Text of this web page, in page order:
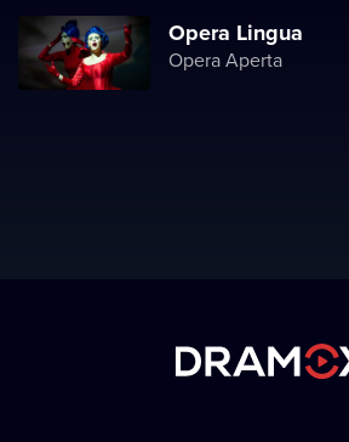
Opera Lingua
Opera Aperta